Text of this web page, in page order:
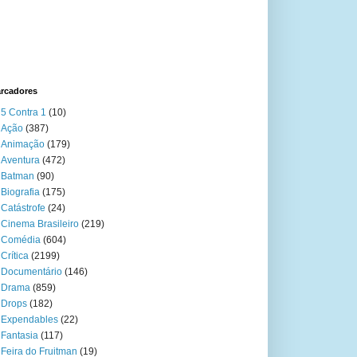
5 Contra 1 (10)
Ação (387)
Animação (179)
Aventura (472)
Batman (90)
Biografia (175)
Catástrofe (24)
Cinema Brasileiro (219)
Comédia (604)
Crítica (2199)
Documentário (146)
Drama (859)
Drops (182)
Expendables (22)
Fantasia (117)
Feira do Fruitman (19)